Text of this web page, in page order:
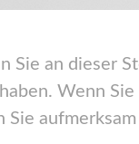
Sie an dieser
haben. Wenn
Sie